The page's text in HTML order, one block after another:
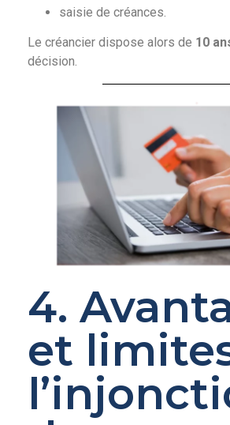
saisie de créances.
Le créancier dispose alors de 10
décision.
4.
et